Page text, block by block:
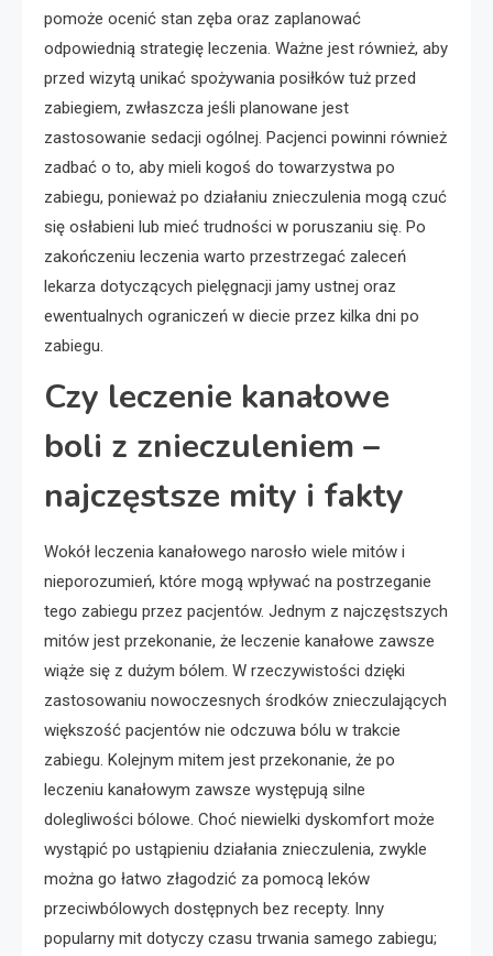
pomoże ocenić stan zęba oraz zaplanować
odpowiednią strategię leczenia. Ważne jest również, aby
przed wizytą unikać spożywania posiłków tuż przed
zabiegiem, zwłaszcza jeśli planowane jest
zastosowanie sedacji ogólnej. Pacjenci powinni również
zadbać o to, aby mieli kogoś do towarzystwa po
zabiegu, ponieważ po działaniu znieczulenia mogą czuć
się osłabieni lub mieć trudności w poruszaniu się. Po
zakończeniu leczenia warto przestrzegać zaleceń
lekarza dotyczących pielęgnacji jamy ustnej oraz
ewentualnych ograniczeń w diecie przez kilka dni po
zabiegu.
Czy leczenie kanałowe
boli z znieczuleniem –
najczęstsze mity i fakty
Wokół leczenia kanałowego narosło wiele mitów i
nieporozumień, które mogą wpływać na postrzeganie
tego zabiegu przez pacjentów. Jednym z najczęstszych
mitów jest przekonanie, że leczenie kanałowe zawsze
wiąże się z dużym bólem. W rzeczywistości dzięki
zastosowaniu nowoczesnych środków znieczulających
większość pacjentów nie odczuwa bólu w trakcie
zabiegu. Kolejnym mitem jest przekonanie, że po
leczeniu kanałowym zawsze występują silne
dolegliwości bólowe. Choć niewielki dyskomfort może
wystąpić po ustąpieniu działania znieczulenia, zwykle
można go łatwo złagodzić za pomocą leków
przeciwbólowych dostępnych bez recepty. Inny
popularny mit dotyczy czasu trwania samego zabiegu;